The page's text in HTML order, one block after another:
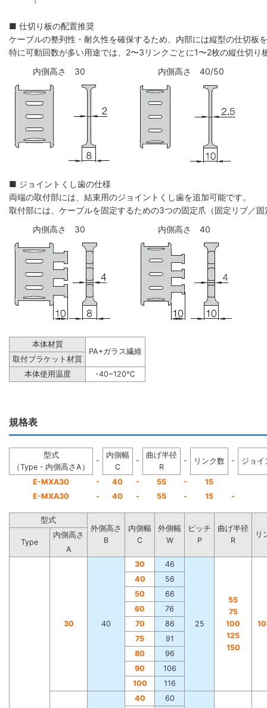
■ 仕切り板の配置推奨
ケーブルの整列性・耐久性を確保するため、内部には縦型の仕切板
特に可動回数が多い用途では、2〜3リンクごとに1〜2枚の縦仕切
内側高さ 30
内側高さ 40/50
■ ジョイントくし歯の仕様
両端の取付部には、結束用のジョイントくし歯を追加可能です。
取付部には、ケーブルを固定するための3つの固定爪（固定リブ／
内側高さ 30
内側高さ 40
本体材質
PA+ガラス繊維
取付ブラケット材質
本体使用温度
-40~120℃
規格表
型式
（Type・内側高さA）
-
内側幅
C
-
曲げ半径
R
- リンク数 - ジョイ
E-MXA30 - 40 - 55 -
15
E-MXA30
- 40 - 55 - 15 -
型式
外側高さ
B
内側幅
C
外側幅
W
ピッチ
P
曲げ半径
R
リ
Type
内側高さ
A
30 40
30 46
25
55
75
100
125
150
40
56
50
66
60
76
70
86
75
91
80
96
90
106
100
116
40 60